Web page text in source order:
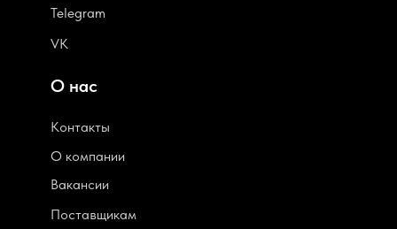
Контакты
Поставщикам
Вакансии
О компании
Telegram
VK
О нас